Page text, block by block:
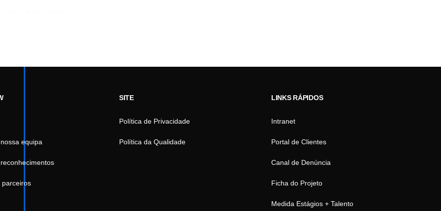
equipa
parceiros
SITE
Política de Privacidade
Política da Qualidade
LINKS RÁPIDOS
Intranet
Portal de Clientes
Canal de Denúncia
Ficha do Projeto
Medida Estágios + Talento